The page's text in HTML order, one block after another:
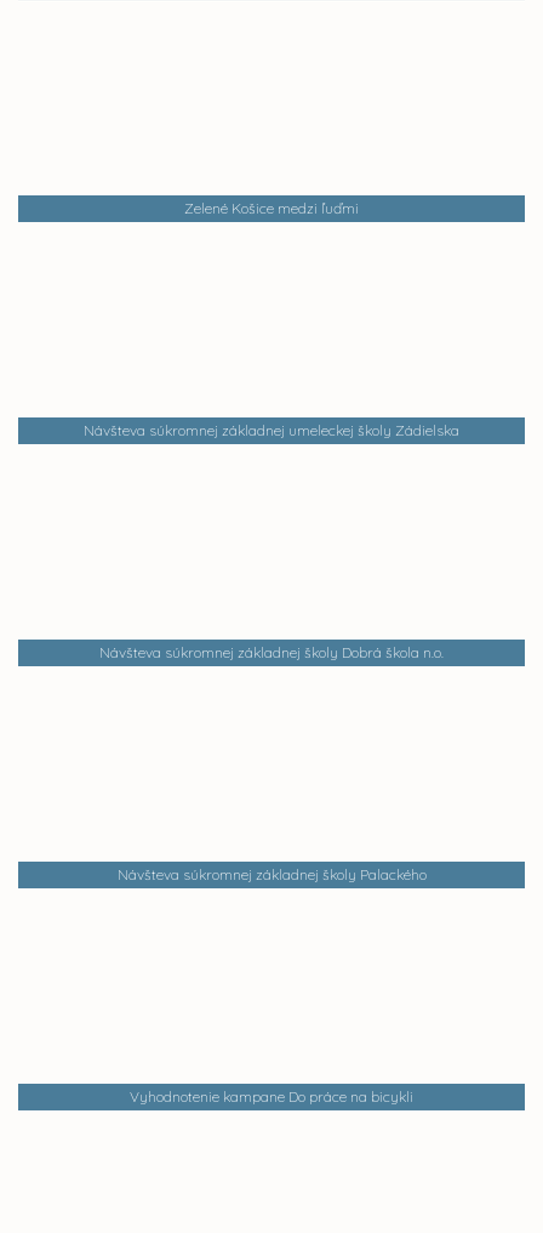
Zelené Košice medzi ľuďmi
Návšteva súkromnej základnej umeleckej školy Zádielska
Návšteva súkromnej základnej školy Dobrá škola n.o.
Návšteva súkromnej základnej školy Palackého
Vyhodnotenie kampane Do práce na bicykli